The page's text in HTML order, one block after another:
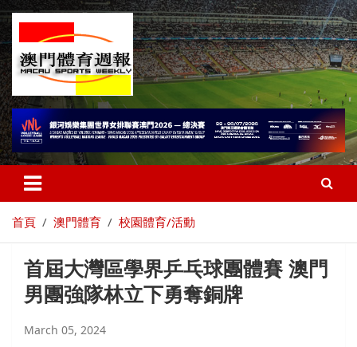
首頁 澳門體育 校園體育/活動
首屆大灣區學界乒乓球團體賽 澳門
男團強隊林立下勇奪銅牌
March 05, 2024